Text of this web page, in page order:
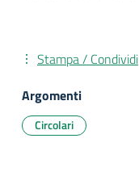
Stampa / Condividi
Argomenti
Circolari